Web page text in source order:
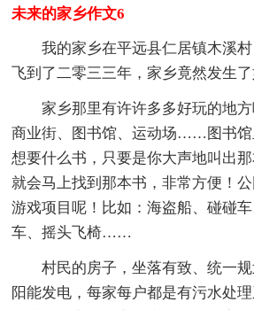
未来的家乡作文6
我的家乡在平远县仁居镇木溪
飞到了二零三三年，家乡竟然发生了
家乡那里有许许多多好玩的地方
商业街、图书馆、运动场……图书馆
想要什么书，只要是你大声地叫出
就会马上找到那本书，非常方便！
游戏项目呢！比如：海盗船、碰碰
车、摇头飞椅……
村民的房子，坐落有致、统一
阳能发电，每家每户都是有污水处